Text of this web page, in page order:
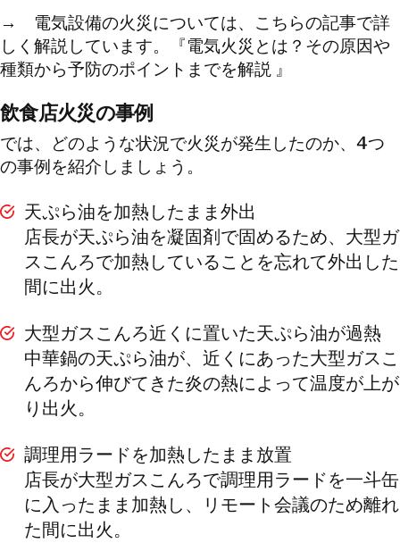
→ 電気設備の火災については、こちらの記事で詳
しく解説しています。『電気火災とは？その原因や
種類から予防のポイントまでを解説 』
飲食店火災の事例
では、どのような状況で火災が発生したのか、4つ
の事例を紹介しましょう。
天ぷら油を加熱したまま外出
店長が天ぷら油を凝固剤で固めるため、大型ガ
スこんろで加熱していることを忘れて外出した
間に出火。
大型ガスこんろ近くに置いた天ぷら油が過熱
中華鍋の天ぷら油が、近くにあった大型ガスこ
んろから伸びてきた炎の熱によって温度が上が
り出火。
調理用ラードを加熱したまま放置
店長が大型ガスこんろで調理用ラードを一斗缶
に入ったまま加熱し、リモート会議のため離れ
た間に出火。